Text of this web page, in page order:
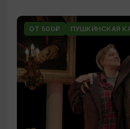
ОТ 500₽ ПУШКИНСКАЯ